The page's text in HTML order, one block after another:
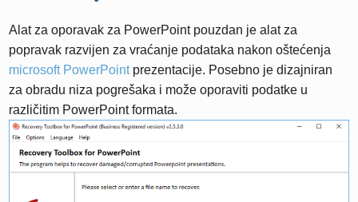
Alat za oporavak za PowerPoint pouzdan je alat za
popravak razvijen za vraćanje podataka nakon oštećenja
microsoft PowerPointprezentacije. Posebno je dizajniran
za obradu niza pogrešaka i može oporaviti podatke u
različitim PowerPoint formata.